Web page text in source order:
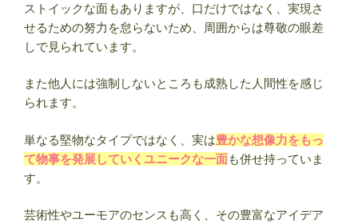
ストイックな面もありますが、口だけではなく、実現さ
せるための努力を怠らないため、周囲からは尊敬の眼差
しで見られています。
また他人には強制しないところも成熟した人間性を感じ
られます。
単なる堅物なタイプではなく、実は豊かな想像力をもっ
て物事を発展していくユニークな一面も併せ持っていま
す。
芸術性やユーモアのセンスも高く、その豊富なアイデア